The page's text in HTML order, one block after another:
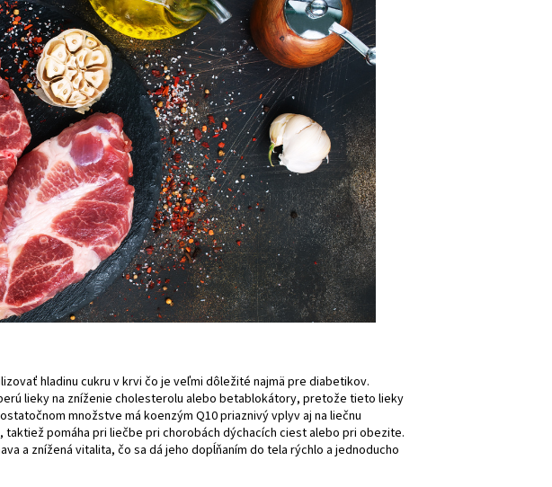
hladinu cukru v krvi čo je veľmi dôležité najmä pre diabetikov.
lieky na zníženie cholesterolu alebo betablokátory, pretože tieto lieky
množstve má koenzým Q10 priaznivý vplyv aj na liečnu
pomáha pri liečbe pri chorobách dýchacích ciest alebo pri obezite.
a znížená vitalita, čo sa dá jeho dopĺňaním do tela rýchlo a jednoducho